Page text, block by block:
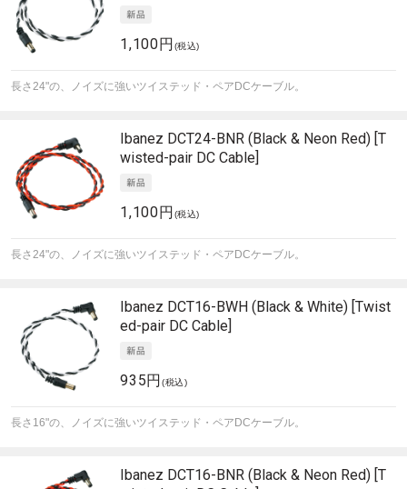
1,100円 (税込)
長さ24"の、ノイズに強いツイステッド・ペアDCケーブル。
Ibanez DCT24-BNR (Black & Neon Red) [T
wisted-pair DC Cable]
1,100円 (税込)
長さ24"の、ノイズに強いツイステッド・ペアDCケーブル。
Ibanez DCT16-BWH (Black & White) [Twist
ed-pair DC Cable]
935円(税込)
長さ16"の、ノイズに強いツイステッド・ペアDCケーブル。
Ibanez DCT16-BNR (Black & Neon Red) [T